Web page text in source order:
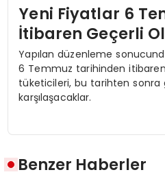
Yeni Fiyatlar 6
İtibaren Geçerli
Yapılan düzenleme
6 Temmuz tarihinden
tüketicileri, bu tarihten
karşılaşacaklar.
Benzer Haberler